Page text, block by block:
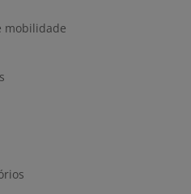
mobilidade